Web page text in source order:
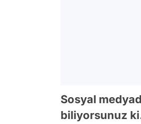
Sosyal
biliyorsunuz